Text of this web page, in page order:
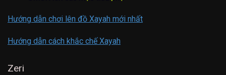
Hướng dẫn chơi lên đồ Xayah mới nhất
Hướng dẫn cách khắc chế Xayah
Zeri